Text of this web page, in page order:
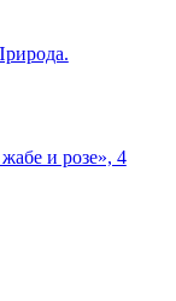
и розе», 4